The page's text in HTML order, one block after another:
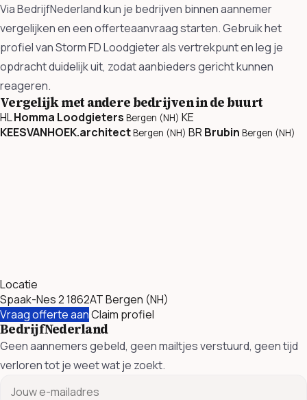
Via BedrijfNederland kun je bedrijven binnen aannemer
vergelijken en een offerteaanvraag starten. Gebruik het
profiel van Storm FD Loodgieter als vertrekpunt en leg je
opdracht duidelijk uit, zodat aanbieders gericht kunnen
reageren.
Vergelijk met andere bedrijven in de buurt
HLHomma Loodgieters Bergen (NH) KE
KEESVANHOEK.architectBergen (NH) BR Brubin Bergen (NH)
Locatie
Spaak-Nes 2 1862AT Bergen (NH)
Vraag offerte aanClaim profiel
BedrijfNederland
Geen aannemers gebeld, geen mailtjes verstuurd, geen tijd
verloren tot je weet wat je zoekt.